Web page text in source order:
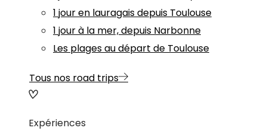
1 jour en lauragais depuis Toulouse
1 jour à la mer, depuis Narbonne
Les plages au départ de Toulouse
Tous nos road trips
Expériences